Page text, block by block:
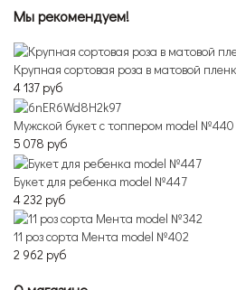
Мы рекомендуем!
Крупная сортовая роза в матовой
4 137 руб
Мужской букет с топпером model №440
5 078 руб
Букет для ребенка model №447
4 232 руб
11 роз сорта Мента model №402
2 962 руб